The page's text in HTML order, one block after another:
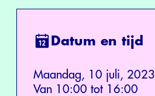
Datum en tijd
Maandag, 10 juli, 2023
Van 10:00 tot 16:00